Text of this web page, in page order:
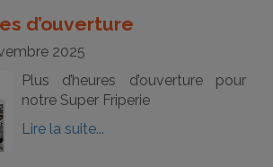
d’ouverture
2025
Plus d’heures d’ouverture pour
notre Super Friperie
Lire la suite...